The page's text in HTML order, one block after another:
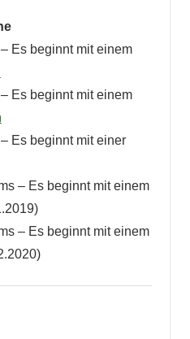
Es beginnt mit einem
Es beginnt mit einem
Es beginnt mit einer
– Es beginnt mit einem
– Es beginnt mit einem